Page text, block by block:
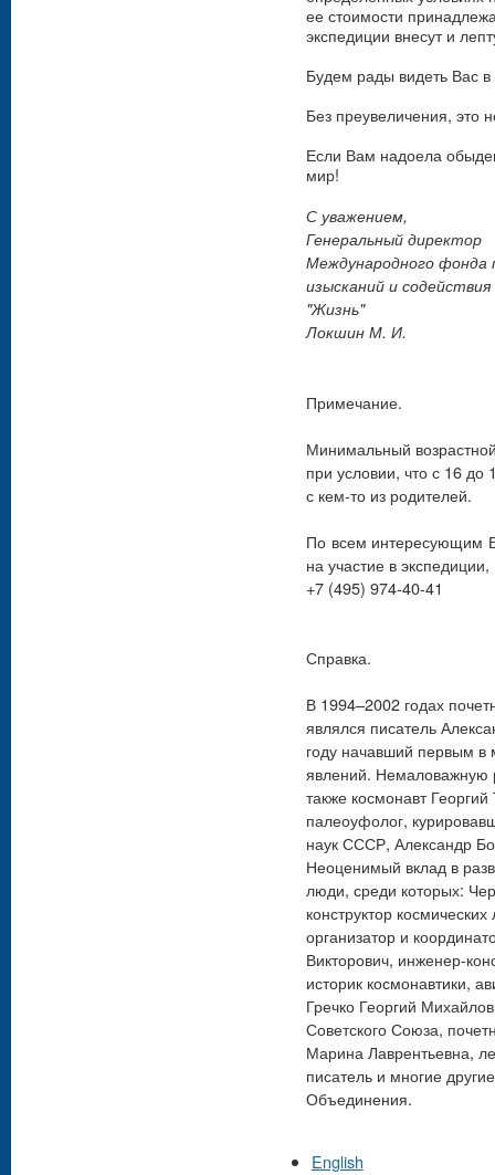
ее стоимости
экспедиции внесут и
Будем рады видеть Вас в
Без преувеличения, это
Если Вам надоела
мир!
С уважением,
Генеральный директор
Международного фонда
изысканий и
"Жизнь"
Локшин М. И.
Примечание.
Минимальный
при условии, что с 16
с кем-то из родителей.
По всем интересующим
на участие в
+7 (495) 974-40-41
Справка.
В 1994–2002 годах
являлся писатель
году начавший первым в
явлений. Немаловажную
также космонавт
палеоуфолог,
наук СССР, Александр
Неоценимый вклад в
люди, среди которых:
конструктор
организатор и
Викторович, инженер-
историк космонавтики,
Гречко Георгий
Советского Союза,
Марина Лаврентьевна,
писатель и многие
Объединения.
English